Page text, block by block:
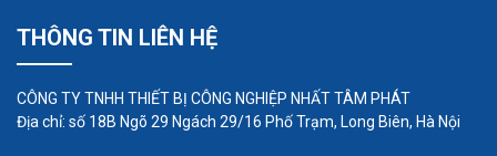
bởi bánh răng, đây cũng là loại máy bơm trục vít
phổ biến nhất trên thị trường hiện nay.
Cấu tạo của nó gồm các bộ phận cơ bản như sau:
Trục vít bị động, trục vít chủ động, đầu hút lưu
THÔNG TIN LIÊN HỆ
CÔNG TY TNHH THIẾT BỊ CÔNG NGHIỆP NHẤT TÂM PHÁT
Địa chỉ: số 18B Ngõ 29 Ngách 29/16 Phố Trạm, Long Biên, Hà Nội